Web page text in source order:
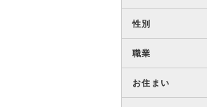
性別
職業
お住まい